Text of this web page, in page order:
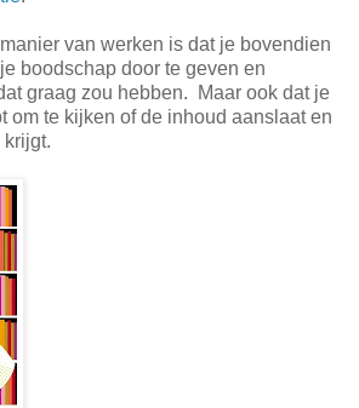
van werken is dat je bovendien
boodschap door te geven en
graag zou hebben. Maar ook dat je
om te kijken of de inhoud aanslaat en